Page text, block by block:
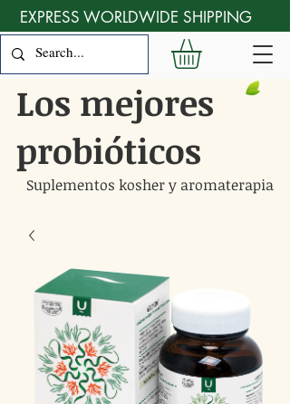
Los mejores
probióticos
Suplementos kosher y aromaterapia
EXPRESS WORLDWIDE SHIPPING